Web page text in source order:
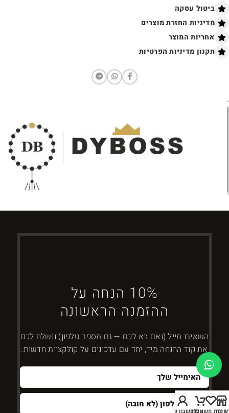
ביטול עסקה
מדיניות החזרת מוצרים
אחריות המוצר
תקנון מדיניות הפרטיות
10% הנחה על
ההזמנה הראשונה
השאירו מייל (ואם בא לכם — גם מספר טלפון) ונשלח לכם
את קוד ההנחה מיד, יחד עם עדכונים על קולקציות חדשות.
חנות משאלות
עגלה
החשבון שלי